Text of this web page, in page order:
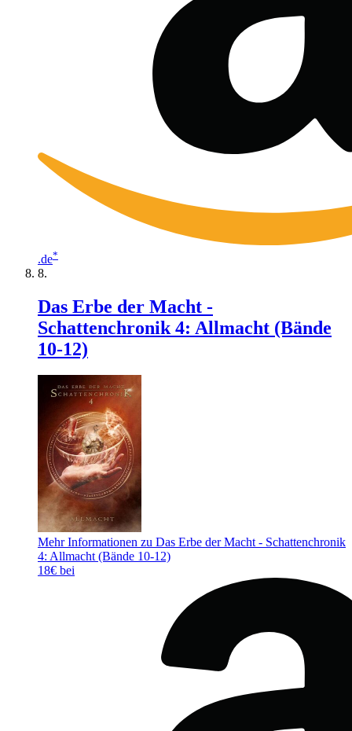
.de*
Das Erbe der Macht -
Schattenchronik 4: Allmacht (Bände
10-12)
Mehr Informationen zu Das Erbe der Macht - Schattenchronik
4: Allmacht (Bände 10-12)
18€ bei